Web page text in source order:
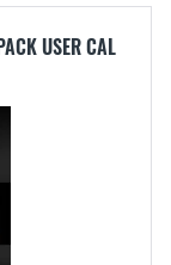
USER CAL